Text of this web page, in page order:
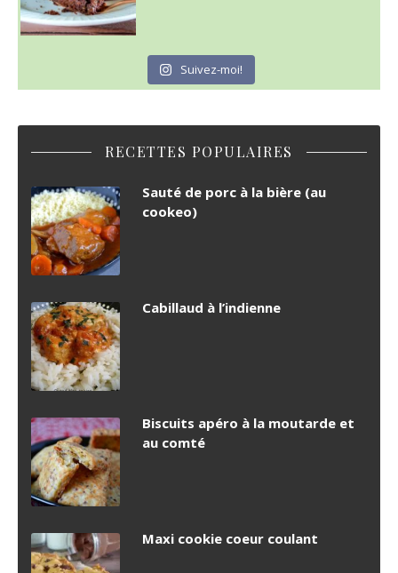
Suivez-moi!
RECETTES POPULAIRES
Sauté de porc à la bière (au
cookeo)
Cabillaud à l’indienne
Biscuits apéro à la moutarde et
au comté
Maxi cookie coeur coulant